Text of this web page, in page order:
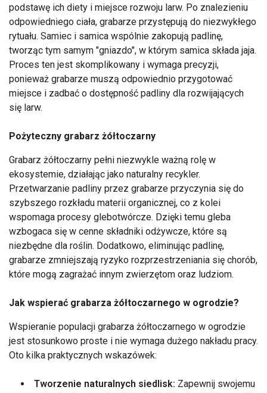
podstawę ich diety i miejsce rozwoju larw. Po znalezieniu
odpowiedniego ciała, grabarze przystępują do niezwykłego
rytuału. Samiec i samica wspólnie zakopują padlinę,
tworząc tym samym "gniazdo", w którym samica składa jaja.
Proces ten jest skomplikowany i wymaga precyzji,
ponieważ grabarze muszą odpowiednio przygotować
miejsce i zadbać o dostępność padliny dla rozwijających
się larw.
Pożyteczny grabarz żółtoczarny
Grabarz żółtoczarny pełni niezwykle ważną rolę w
ekosystemie, działając jako naturalny recykler.
Przetwarzanie padliny przez grabarze przyczynia się do
szybszego rozkładu materii organicznej, co z kolei
wspomaga procesy glebotwórcze. Dzięki temu gleba
wzbogaca się w cenne składniki odżywcze, które są
niezbędne dla roślin. Dodatkowo, eliminując padlinę,
grabarze zmniejszają ryzyko rozprzestrzeniania się chorób,
które mogą zagrażać innym zwierzętom oraz ludziom.
Jak wspierać grabarza żółtoczarnego w ogrodzie?
Wspieranie populacji grabarza żółtoczarnego w ogrodzie
jest stosunkowo proste i nie wymaga dużego nakładu pracy.
Oto kilka praktycznych wskazówek:
Tworzenie naturalnych siedlisk: Zapewnij swojemu